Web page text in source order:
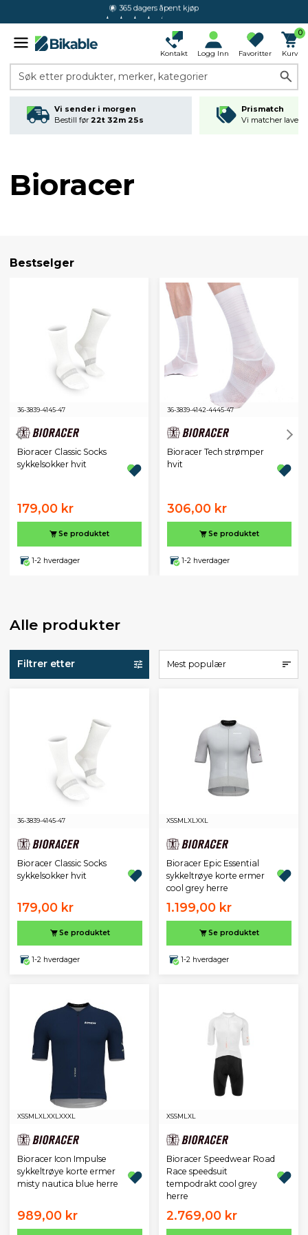
4.4 av 5.0
Kontakt Logg Inn Favoritter
0
Kurv
Søk etter produkter, merker, kategorier
Vi sender i morgen
Bestill før 22t 32m 24s
Prismatch
Vi matcher
Bioracer
Bestselger
36-3839-4145-47
Bioracer Classic Socks
sykkelsokker hvit
179,00 kr
Se produktet
1-2 hverdager
36-3839-4142-4445-47
Bioracer Tech strømper
hvit
306,00 kr
Se produktet
1-2 hverdager
Alle produkter
Filtrer etter Mest populær
36-3839-4145-47
Bioracer Classic Socks
sykkelsokker hvit
179,00 kr
Se produktet
1-2 hverdager
XSSM LXLXXL
Bioracer Epic Essential
sykkeltrøye korte ermer
cool grey herre
1.199,00 kr
Se produktet
1-2 hverdager
XSSM LXLXXLXXXL
Bioracer Icon Impulse
sykkeltrøye korte ermer
misty nautica blue herre
989,00 kr
XSSM LXL
Bioracer Speedwear Road
Race speedsuit
tempodrakt cool grey
herre
2.769,00 kr